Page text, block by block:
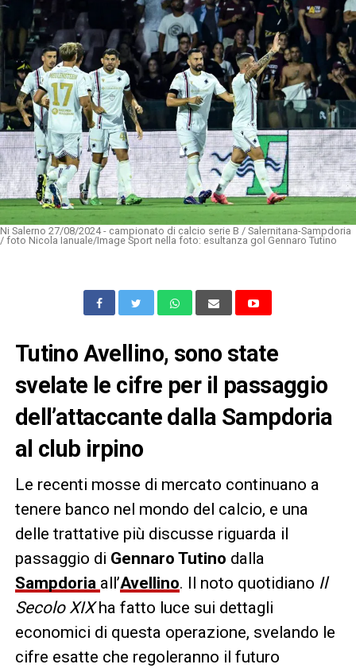
Ni Salerno 27/08/2024 - campionato di calcio serie B / Salernitana-Sampdoria
/ foto Nicola Ianuale/Image Sport nella foto: esultanza gol Gennaro Tutino
Tutino Avellino, sono state
svelate le cifre per il passaggio
dell’attaccante dalla Sampdoria
al club irpino
Le recenti mosse di mercato continuano a
tenere banco nel mondo del calcio, e una
delle trattative più discusse riguarda il
passaggio di Gennaro Tutino dalla
Sampdoria all’Avellino. Il noto quotidiano Il
Secolo XIXha fatto luce sui dettagli
economici di questa operazione, svelando le
cifre esatte che regoleranno il futuro